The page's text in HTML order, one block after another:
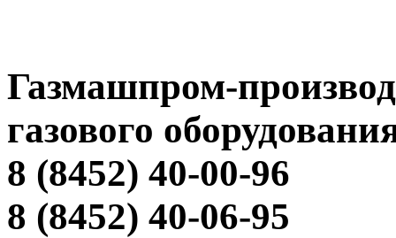
Газмашпром-
газового
8 (8452) 40-00-96
8 (8452) 40-06-95